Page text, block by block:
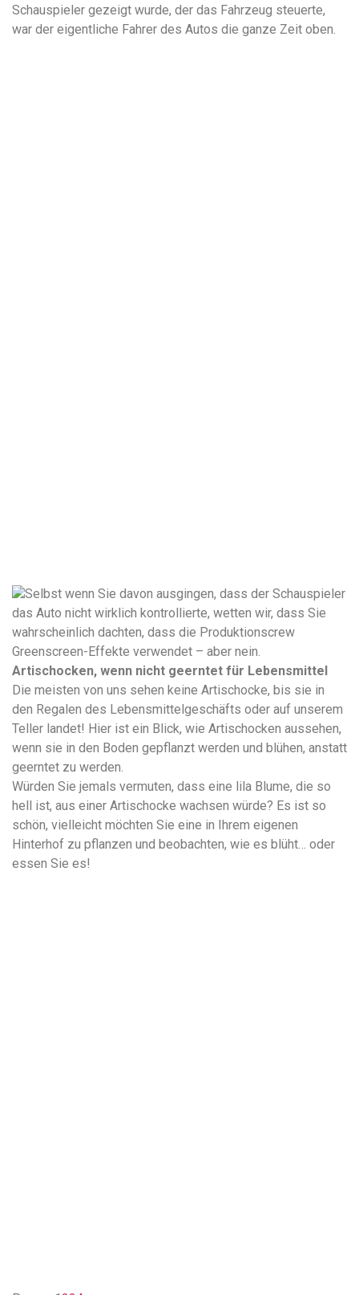
Schauspieler gezeigt wurde, der das Fahrzeug steuerte,
war der eigentliche Fahrer des Autos die ganze Zeit oben.
Selbst wenn Sie davon ausgingen, dass der Schauspieler
das Auto nicht wirklich kontrollierte, wetten wir, dass Sie
wahrscheinlich dachten, dass die Produktionscrew
Greenscreen-Effekte verwendet – aber nein.
Artischocken, wenn nicht geerntet für Lebensmittel
Die meisten von uns sehen keine Artischocke, bis sie in
den Regalen des Lebensmittelgeschäfts oder auf unserem
Teller landet! Hier ist ein Blick, wie Artischocken aussehen,
wenn sie in den Boden gepflanzt werden und blühen, anstatt
geerntet zu werden.
Würden Sie jemals vermuten, dass eine lila Blume, die so
hell ist, aus einer Artischocke wachsen würde? Es ist so
schön, vielleicht möchten Sie eine in Ihrem eigenen
Hinterhof zu pflanzen und beobachten, wie es blüht… oder
essen Sie es!